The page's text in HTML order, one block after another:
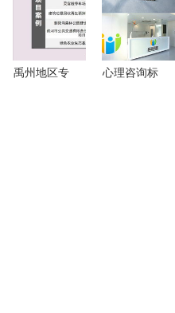
的保密机制
禹州地区专
心理咨询标